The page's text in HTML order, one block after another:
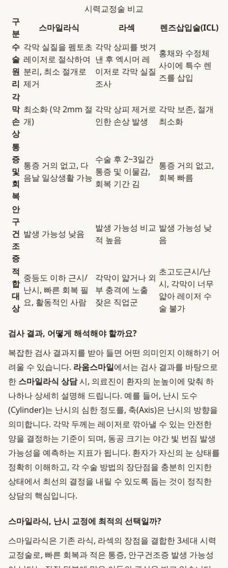
시력교정술 비교
구
분
스마일라식 라섹
렌즈삽입술(ICL)
수
술
원
리
각막 실질을 펨토초
레이저로 절삭하여
분리, 최소 절개로
제거
각막 상피를 벗겨
낸 후 엑시머 레
이저로 각막 실질
조사
홍채와 수정체
사이에 특수 렌
즈를 삽입
각
막
손
상
최소화 (약 2mm 절
개)
각막 상피 제거로
인한 손상 발생
각막 보존, 절개
최소화
통
증
및
회
복
통증 거의 없고, 다
음날 일상생활 가능
수술 후 2~3일간
통증 및 이물감,
회복 기간 김
통증 거의 없고,
회복 빠름
안
구
건
조
증
발생 가능성 낮음
발생 가능성 비교
적 높음
발생 가능성 낮
음
적
합
대
상
중등도 이하 근시/
난시, 빠른 회복 필
요, 활동적인 사람
각막이 얇거나 외
부 충격에 노출
잦은 직업군
초고도근시/난
시, 각막이 너무
얇아 레이저 수
술 불가
검사 결과, 어떻게 해석해야 할까요?
복잡한 검사 결과지를 받아 들면 어떤 의미인지 이해하기 어
려울 수 있습니다. 라움스마일에서는 검사 결과를 바탕으로
한 스마일라식 상담시, 의료진이 환자의 눈높이에 맞춰 하
나하나 상세히 설명해 드립니다. 예를 들어, 난시 도수
(Cylinder)는 난시의 심한 정도를, 축(Axis)은 난시의 방향을
의미합니다. 각막 두께는 레이저로 깎아낼 수 있는 안전한
양을 결정하는 기준이 되며, 동공 크기는 야간 빛 번짐 발생
가능성을 예측하는 지표가 됩니다. 환자가 자신의 눈 상태를
정확히 이해하고, 각 수술 방법의 장단점을 충분히 인지한
상태에서 최선의 결정을 내릴 수 있도록 돕는 것이 정직한
상담의 핵심입니다.
스마일라식, 난시 교정에 최적의 선택일까?
스마일라식은 기존 라식, 라섹의 장점을 결합한 3세대 시력
교정술로, 빠른 회복과 적은 통증, 안구건조증 발생 가능성